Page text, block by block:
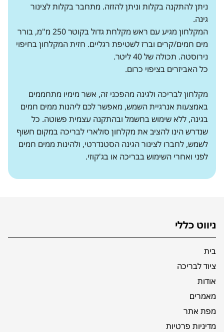
ניתן להתקנה בקלות וניתן להזזה. מתחבר בקלות לצינור
גינה.
המקלחון מגיע עם ראש מקלחת גדול בקוטר 250 מ"מ, בורר
מים חמים/קרים וברז לשטיפת רגליים. חזית המקלחון בחיפוי
נירוסטה. תכולה של 40 ליטר.
כל האביזרים בציפוי כרום.
מקלחון לבריכה ולגינה מהפכני זה, אשר מימיו מתחממים
באמצעות אנרגיית השמש, מאפשר לכם ליהנות ממים חמים
בגינה, ללא שימוש בחשמל ובהתקנה עצמית פשוטה. כל
שנדרש הינו להציב את מקלחון סולארי לבריכה במקום חשוף
לשמש, לחברו לצינור הגינה הסטנדרטי, ולהינות ממים חמים
לפני ואחרי השימוש בבריכה או בג'קוזי.
ניווט כללי
בית
ציוד לבריכה
אודות
מאמרים
מפת אתר
מדיניות פרטיות